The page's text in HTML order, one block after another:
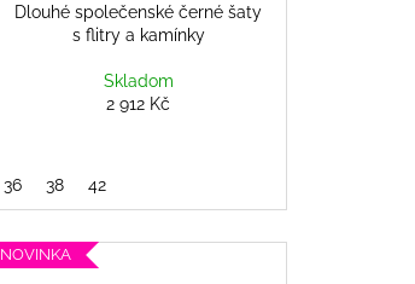
Dlouhé společenské černé šaty
s flitry a kamínky
Skladom
2 912 Kč
36 38 42
NOVINKA